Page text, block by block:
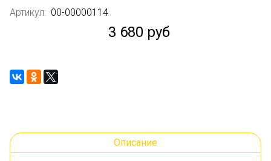
Артикул: 00-00000114
3 680 руб
Описание